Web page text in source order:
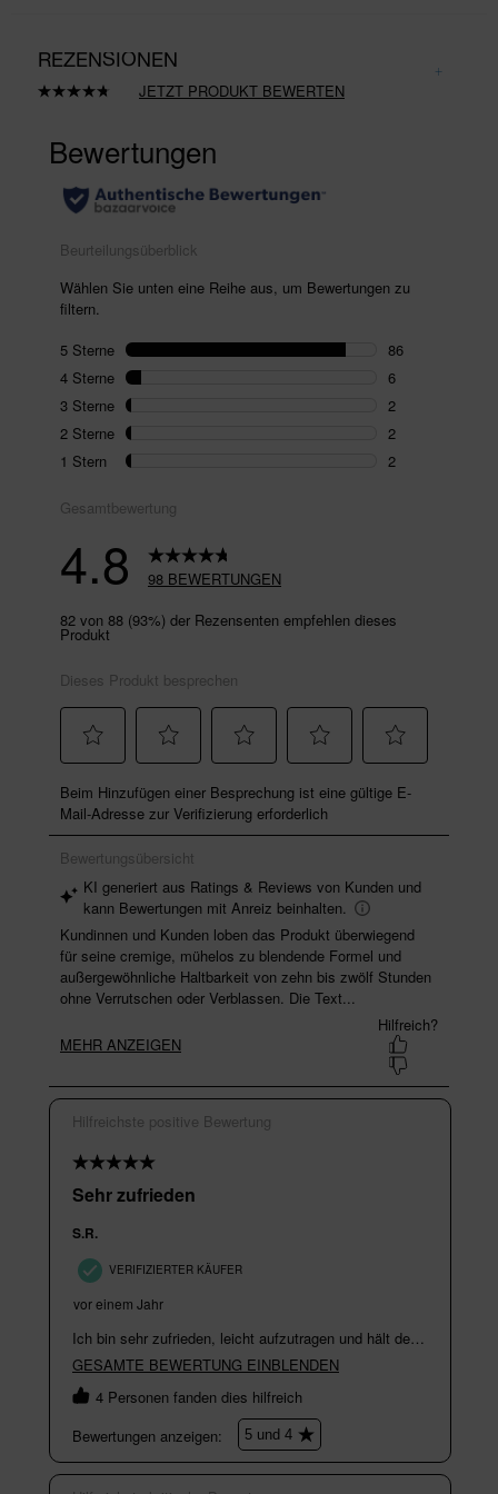
REZENSIONEN
98
Link
auf
derselben
Seite.
JETZT PRODUKT BEWERTEN